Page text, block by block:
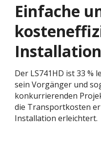
Einfache
Installation
Der LS741HD ist 33 %
sein Vorgänger und
konkurrierenden
die Transportkosten
Installation erleichtert.